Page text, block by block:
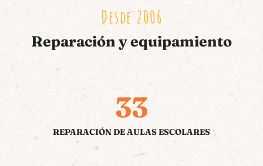
Desde 2006
Reparación y equipamiento
33
REPARACIÓN DE AULAS ESCOLARES